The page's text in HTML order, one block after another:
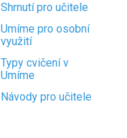
Shrnutí pro učitele
Umíme pro osobní
využití
Typy cvičení v
Umíme
Návody pro učitele